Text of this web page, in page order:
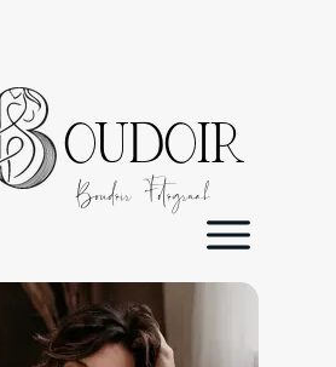
OUDOIR
Boudoir Fotograaf